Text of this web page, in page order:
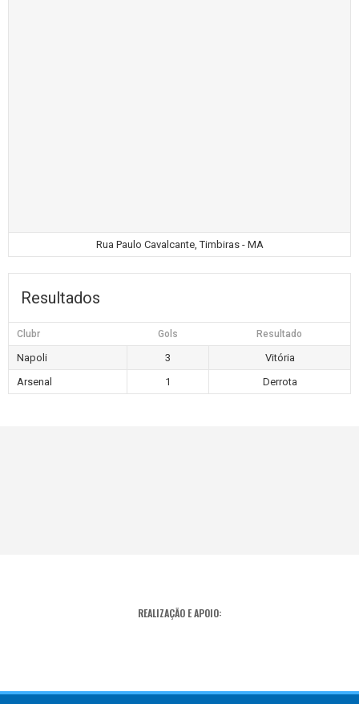
Rua Paulo Cavalcante, Timbiras - MA
Resultados
Clubr Gols Resultado
Napoli 3
Vitória
Arsenal
1 Derrota
REALIZAÇÃO E APOIO: